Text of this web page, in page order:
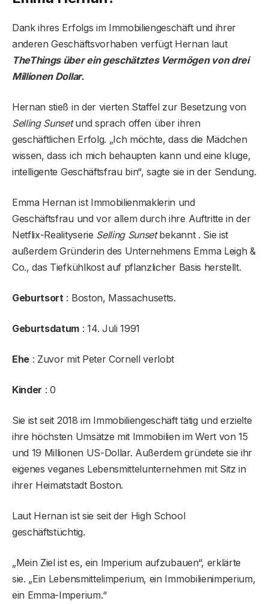
Dank ihres Erfolgs im Immobiliengeschäft und ihrer
anderen Geschäftsvorhaben verfügt Hernan laut
TheThings über ein geschätztes Vermögen von drei
Millionen Dollar.
Hernan stieß in der vierten Staffel zur Besetzung von
Selling Sunsetund sprach offen über ihren
geschäftlichen Erfolg. „Ich möchte, dass die Mädchen
wissen, dass ich mich behaupten kann und eine kluge,
intelligente Geschäftsfrau bin“, sagte sie in der Sendung.
Emma Hernan ist Immobilienmaklerin und
Geschäftsfrau und vor allem durch ihre Auftritte in der
Netflix-Realityserie Selling Sunsetbekannt . Sie ist
außerdem Gründerin des Unternehmens Emma Leigh &
Co., das Tiefkühlkost auf pflanzlicher Basis herstellt.
Geburtsort: Boston, Massachusetts.
Geburtsdatum : 14. Juli 1991
Ehe : Zuvor mit Peter Cornell verlobt
Kinder : 0
Sie ist seit 2018 im Immobiliengeschäft tätig und erzielte
ihre höchsten Umsätze mit Immobilien im Wert von 15
und 19 Millionen US-Dollar. Außerdem gründete sie ihr
eigenes veganes Lebensmittelunternehmen mit Sitz in
ihrer Heimatstadt Boston.
Laut Hernan ist sie seit der High School
geschäftstüchtig.
„Mein Ziel ist es, ein Imperium aufzubauen“, erklärte
sie. „Ein Lebensmittelimperium, ein Immobilienimperium,
ein Emma-Imperium.“